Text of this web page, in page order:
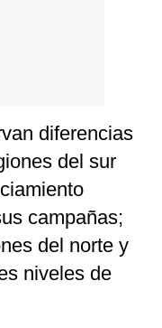
diferencias
del sur
campañas;
del norte y
niveles de